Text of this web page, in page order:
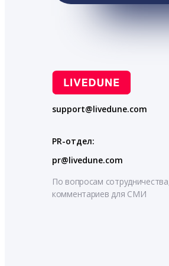
support@livedune.com
PR-отдел:
pr@livedune.com
По вопросам
комментариев для СМИ